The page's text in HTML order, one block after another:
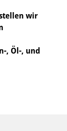
wir
, Öl-, und